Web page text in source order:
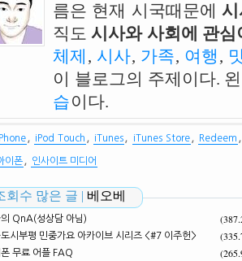
름은 현재 시국때문에
직도 시사와 사회에 관
체제 , 시사, 가족, 여행 ,
이 블로그의 주제이다.
습이다.
iPod Touch iTunes iTunes Store Redeem
이폰 인사이트 미디어
회수 많은 글 | 베오베
QnA(성상담 아님)
시부평 민중가요 아카이브 시리즈 <#7 이주헌>
폰 무료 어플 FAQ